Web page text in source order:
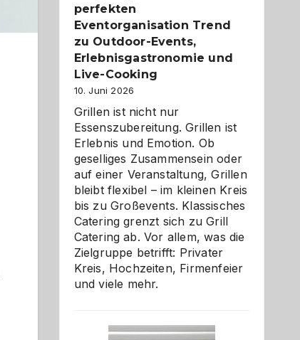
perfekten
Eventorganisation Trend
zu Outdoor-Events,
Erlebnisgastronomie und
Live-Cooking
10. Juni 2026
Grillen ist nicht nur
Essenszubereitung. Grillen ist
Erlebnis und Emotion. Ob
geselliges Zusammensein oder
auf einer Veranstaltung, Grillen
bleibt flexibel – im kleinen Kreis
bis zu Großevents. Klassisches
Catering grenzt sich zu Grill
Catering ab. Vor allem, was die
Zielgruppe betrifft: Privater
Kreis, Hochzeiten, Firmenfeier
und viele mehr.